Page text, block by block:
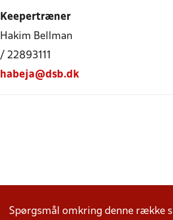
Keepertræner
Hakim Bellman
/ 22893111
habeja@dsb.dk
Spørgsmål omkring denne række